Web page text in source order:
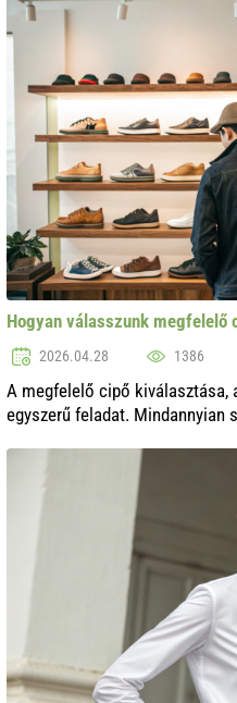
Hogyan válasszunk megfelelő
2026.04.28 1386
A megfelelő cipő kiválasztása,
egyszerű feladat. Mindannyian
mindennapi sétáktól a ...